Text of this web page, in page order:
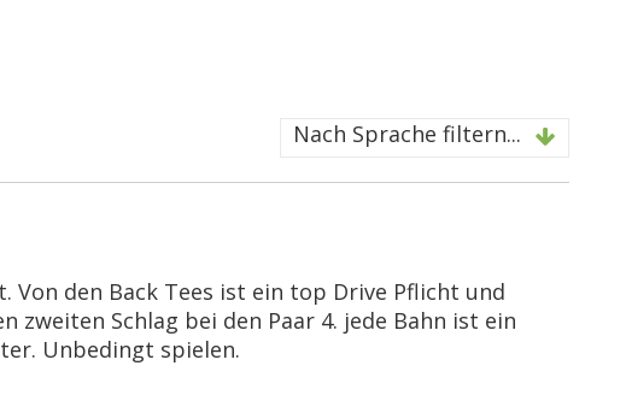
Nach Sprache filtern...
den Back Tees ist ein top Drive Pflicht und
Schlag bei den Paar 4. jede Bahn ist ein
Unbedingt spielen.